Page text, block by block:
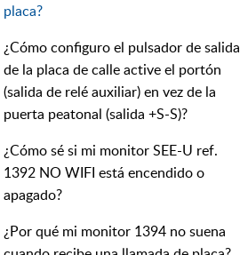
placa?
¿Cómo configuro el pulsador de salida
de la placa de calle active el portón
(salida de relé auxiliar) en vez de la
puerta peatonal (salida +S-S)?
¿Cómo sé si mi monitor SEE-U ref.
1392 NO WIFI está encendido o
apagado?
¿Por qué mi monitor 1394 no suena